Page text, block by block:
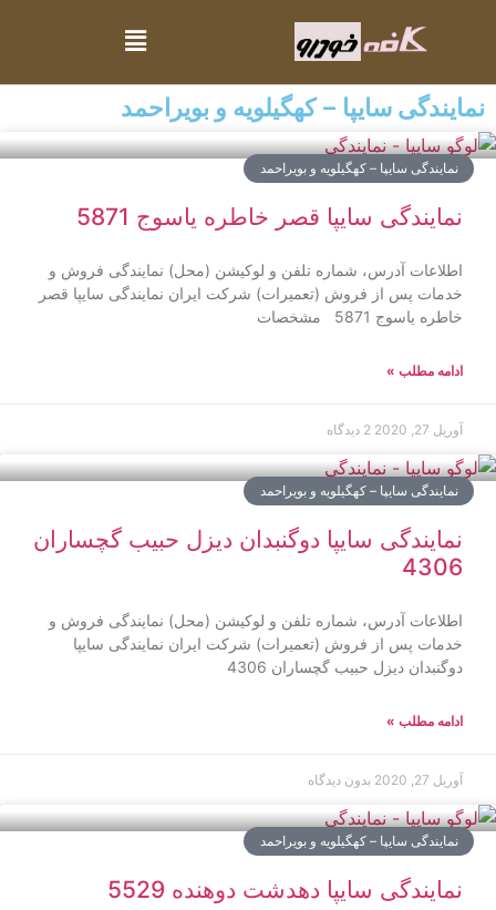
نمایندگی سایپا – کهگیلویه و بویراحمد
نمایندگی سایپا – کهگیلویه و بویراحمد
نمایندگی سایپا قصر خاطره ياسوج 5871
اطلاعات آدرس، شماره تلفن و لوکیشن (محل) نمایندگی فروش و
خدمات پس از فروش (تعمیرات) شرکت ایران نمایندگی سایپا قصر
خاطره ياسوج 5871 مشخصات
ادامه مطلب »
آوریل 27, 2020 2 دیدگاه
نمایندگی سایپا – کهگیلویه و بویراحمد
نمایندگی سایپا دوگنبدان ديزل حبيب گچساران
4306
اطلاعات آدرس، شماره تلفن و لوکیشن (محل) نمایندگی فروش و
خدمات پس از فروش (تعمیرات) شرکت ایران نمایندگی سایپا
دوگنبدان ديزل حبيب گچساران 4306
ادامه مطلب »
آوریل 27, 2020 بدون دیدگاه
نمایندگی سایپا – کهگیلویه و بویراحمد
نمایندگی سایپا دهدشت دوهنده 5529